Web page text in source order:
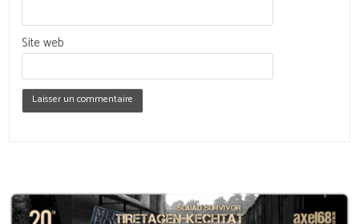
Site web